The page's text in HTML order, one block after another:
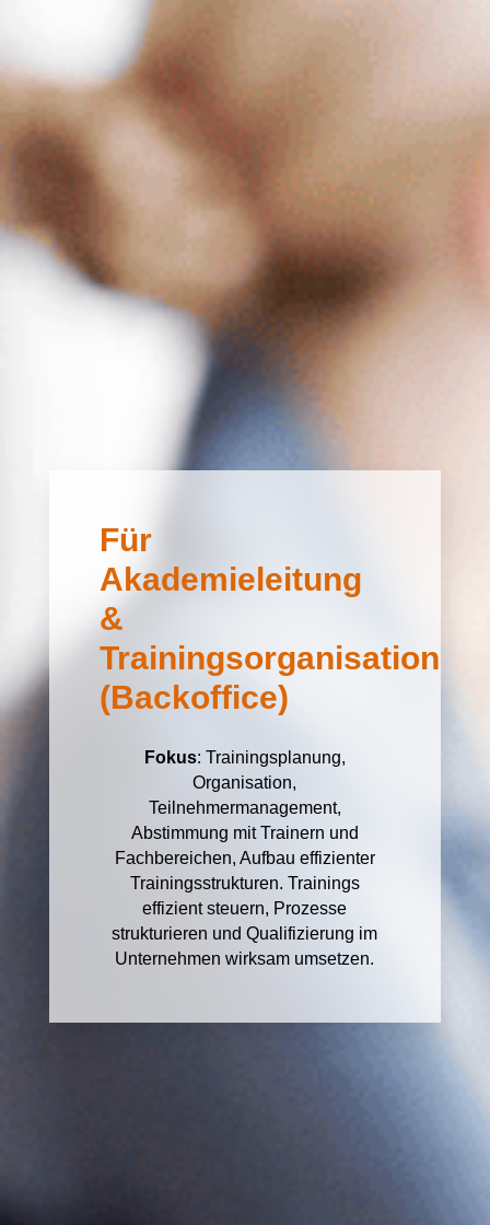
Für
Akademieleitung
&
Trainingsorganisation
(Backoffice)
Fokus: Trainingsplanung,
Organisation,
Teilnehmermanagement,
Abstimmung mit Trainern und
Fachbereichen, Aufbau effizienter
Trainingsstrukturen. Trainings
effizient steuern, Prozesse
strukturieren und Qualifizierung im
Unternehmen wirksam umsetzen.